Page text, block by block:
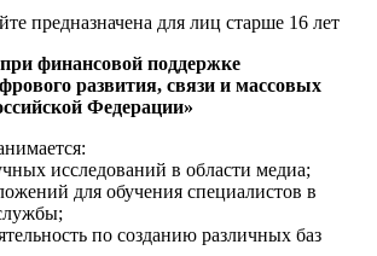
и посетителей:
,ул. Полковая, д. 3, стр. 3, офис 211
89E-mail:news@fedpress.ru
холдинг: экспертный канал,
Политика, экономика,
Экспертный взгляд на жизнь
«ФедералПресс»
Федеральной службой по надзору в сфере
технологий и массовых